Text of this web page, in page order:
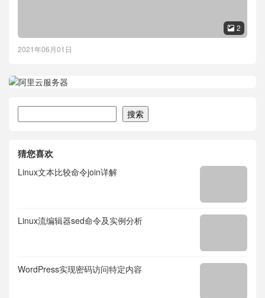
 2
2021年06月01日
搜索
猜您喜欢
Linux文本比较命令join详解
Linux流编辑器sed命令及实例分析
WordPress实现密码访问特定内容